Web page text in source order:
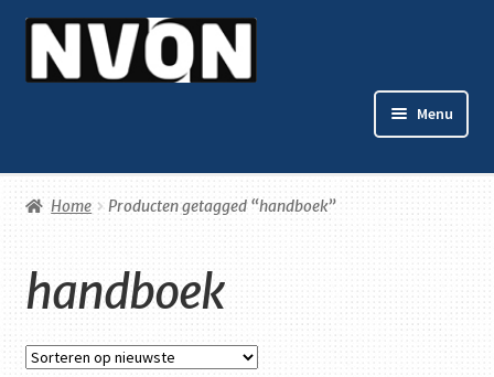
door
naar
Menu
Winkelmand
Afrekenen
Mijn account
Home Producten getagged “handboek”
handboek